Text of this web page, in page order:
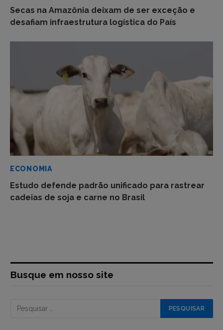
Secas na Amazônia deixam de ser exceção e
desafiam infraestrutura logística do País
ECONOMIA
Estudo defende padrão unificado para rastrear
cadeias de soja e carne no Brasil
Busque em nosso site